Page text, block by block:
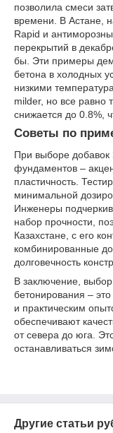
позволила смеси
времени. В Астане,
Rapid и
перекрытий в
бы. Эти примеры
бетона в холодных
низкими
milder, но все равно
снижается до 0.8%,
Советы по
При выборе добавок
фундаментов –
пластичность.
минимальной
Инженеры
набор прочности,
Казахстане, с его
комбинированные
долговечность
В заключение,
бетонирования –
и практическим
обеспечивают
от севера до юга.
останавливаться
Другие статьи